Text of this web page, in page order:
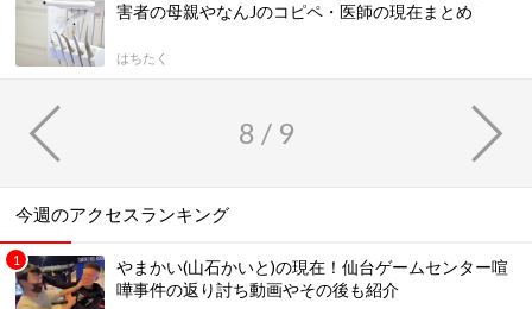
害者の母親やなんJのコピペ・医師の現在まとめ
はちたく
8 / 9
今週のアクセスランキング
やまかい(山石かいと)の現在！仙台ゲームセンター喧
嘩事件の返り討ち動画やその後も紹介